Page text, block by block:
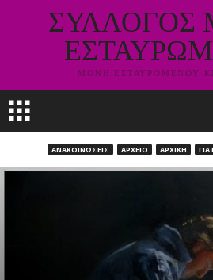
ΣΥΛΛΟΓΟΣ
ΜΟΝΗ ΕΣΤΑΥΡΟΜΕΝΟΥ
ΑΝΑΚΟΙΝΩΣΕΙΣ ΑΡΧΕΙΟ ΑΡΧΙΚΗ